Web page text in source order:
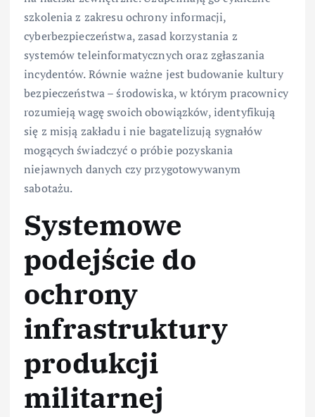
szkolenia z zakresu ochrony informacji,
cyberbezpieczeństwa, zasad korzystania z
systemów teleinformatycznych oraz zgłaszania
incydentów. Równie ważne jest budowanie kultury
bezpieczeństwa – środowiska, w którym pracownicy
rozumieją wagę swoich obowiązków, identyfikują
się z misją zakładu i nie bagatelizują sygnałów
mogących świadczyć o próbie pozyskania
niejawnych danych czy przygotowywanym
sabotażu.
Systemowe
podejście do
ochrony
infrastruktury
produkcji
militarnej